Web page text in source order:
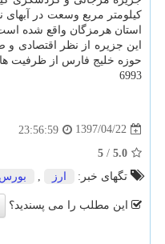
كیلومتر مربع وسعت در
استان هرمزگان واقع شده
این جزیره از نظر اقتصادی
حوزه خلیج فارس از ظرفیت
6993
1397/04/22
23:56:59
5.0
/
5
تگهای خبر:
ارز بورس
این مطلب را می پسندید؟